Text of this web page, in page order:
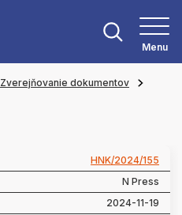
Menu
Zverejňovanie dokumentov
HNK/2024/155
N Press
2024-11-19